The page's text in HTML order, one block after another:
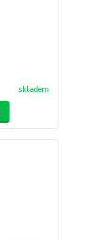
skladem